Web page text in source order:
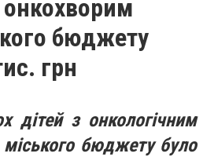
бюджету
грн
дітей з онкологічним
бюджету було